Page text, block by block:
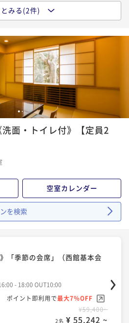
板長の技光る「 特別会席」プ
- 18:00 OUT10:00
ポイント即利用で最大7％OFF
¥72,600~
2名 ¥ 67,518 ~
＆キッズ会席で食育もばっち
テイ！鹿×自由研究特典付・
¥199,998~
2名 ¥ 185,998 ~
みる(2件)
1 2
面・トイレ付》【定員2
空室カレンダー
を検索
「季節の会席」（西館基本会
- 18:00 OUT10:00
ポイント即利用で最大7％OFF
¥59,400~
2名 ¥ 55,242 ~